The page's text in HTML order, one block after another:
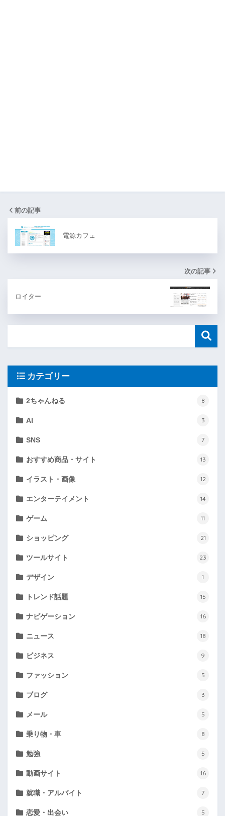
前の記事
電源カフェ
次の記事
ロイター
カテゴリー
2ちゃんねる 8
AI 3
SNS 7
おすすめ商品・サイト 13
イラスト・画像 12
エンターテイメント 14
ゲーム 11
ショッピング 21
ツールサイト 23
デザイン 1
トレンド話題 15
ナビゲーション 16
ニュース 18
ビジネス 9
ファッション 5
ブログ 3
メール 5
乗り物・車 8
勉強 5
動画サイト 16
就職・アルバイト 7
恋愛・出会い 5